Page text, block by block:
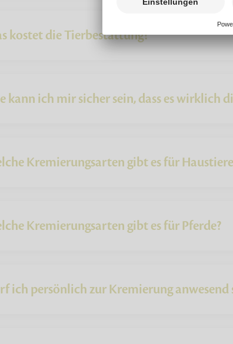
kostet die Tierbestattung?
kann ich mir sicher sein, dass es wirklich
Kremierungsarten gibt es für
Kremierungsarten gibt es für Pferde?
ich persönlich zur Kremierung anwesend